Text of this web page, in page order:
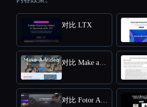
对比 LTX
对比 Make a Video
对比 Fotor AI video generator